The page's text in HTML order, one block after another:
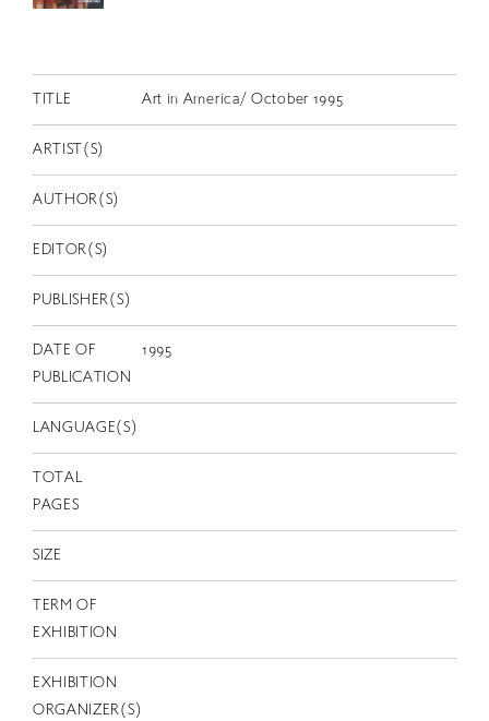
JP
EN
TITLE Art in America/ October 1995
ARTIST(S)
AUTHOR(S)
EDITOR(S)
PUBLISHER(S)
DATE OF
PUBLICATION
1995
LANGUAGE(S)
TOTAL
PAGES
SIZE
TERM OF
EXHIBITION
EXHIBITION
ORGANIZER(S)